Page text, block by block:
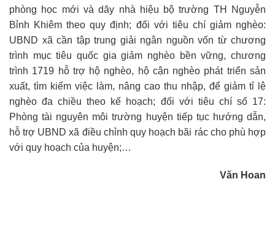
phòng học mới và dãy nhà hiệu bộ trường TH Nguyễn
Bỉnh Khiêm theo quy định; đối với tiêu chí giảm nghèo:
UBND xã cần tập trung giải ngân nguồn vốn từ chương
trình mục tiêu quốc gia giảm nghèo bền vững, chương
trình 1719 hỗ trợ hộ nghèo, hộ cận nghèo phát triển sản
xuất, tìm kiếm việc làm, nâng cao thu nhập, để giảm tỉ lệ
nghèo đa chiều theo kế hoạch; đối với tiêu chí số 17:
Phòng tài nguyên môi trường huyện tiếp tục hướng dẫn,
hỗ trợ UBND xã điều chỉnh quy hoạch bãi rác cho phù hợp
với quy hoạch của huyện;…
Văn Hoan